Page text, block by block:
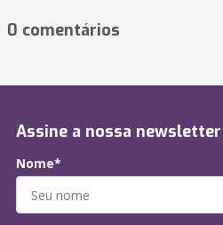
0 comentários
Assine a nossa newsletter
Nome*